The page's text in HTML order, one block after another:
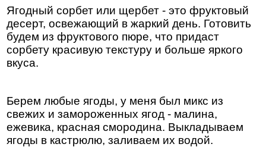
Ягодный сорбет или щербет - это фруктовый
десерт, освежающий в жаркий день. Готовить
будем из фруктового пюре, что придаст
сорбету красивую текстуру и больше яркого
вкуса.
Берем любые ягоды, у меня был микс из
свежих и замороженных ягод - малина,
ежевика, красная смородина. Выкладываем
ягоды в кастрюлю, заливаем их водой.